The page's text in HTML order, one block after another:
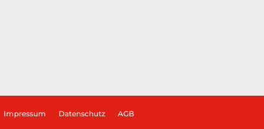
Impressum Datenschutz AGB